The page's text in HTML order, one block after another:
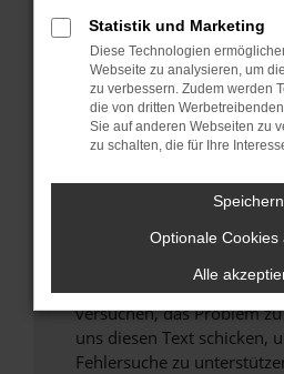
Probleme zu beheben.
Stelle sicher, dass dein
Betriebssystem auf
sind.
Veraltete Software birgt
Sicherheitsrisiko, sondern
führen, dass bestimmte
unterstützt werden.
Wende dich an den
Wenn du alle oben
hast, kontaktiere uns bitte.
versuchen, das Problem
uns diesen Text schicken,
Fehlersuche zu
Statistik und Marketing
Diese Technologien
Webseite zu analysieren, um
zu verbessern. Zudem werden
die von dritten
Sie auf anderen Webseiten zu
zu schalten, die für Ihre
Speichern
Optionale Cookies
Alle